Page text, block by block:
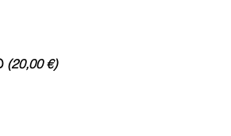
(20,00 €)